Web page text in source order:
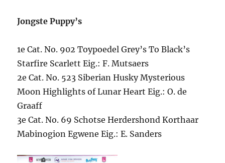
Jongste Puppy’s
1e Cat. No. 902 Toypoedel Grey’s To Black’s
Starfire Scarlett Eig.: F. Mutsaers
2e Cat. No. 523 Siberian Husky Mysterious
Moon Highlights of Lunar Heart Eig.: O. de
Graaff
3e Cat. No. 69 Schotse Herdershond Korthaar
Mabinogion Egwene Eig.: E. Sanders